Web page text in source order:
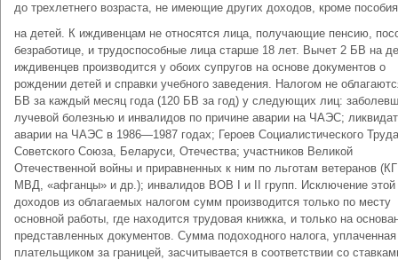
до трехлетнего возраста, не имеющие других доходов, кроме пособия
на детей. К иждивенцам не относятся лица, получающие пенсию,
безработице, и трудоспособные лица старше 18 лет. Вычет 2 БВ на
иждивенцев производится у обоих супругов на основе документов о
рождении детей и справки учебного заведения. Налогом не
БВ за каждый месяц года (120 БВ за год) у следующих лиц:
лучевой болезнью и инвалидов по причине аварии на ЧАЭС;
аварии на ЧАЭС в 1986—1987 годах; Героев Социалистического
Советского Союза, Беларуси, Отечества; участников Великой
Отечественной войны и приравненных к ним по льготам ветеранов
МВД, «афганцы» и др.); инвалидов ВОВ I и II групп. Исключение этой
доходов из облагаемых налогом сумм производится только по месту
основной работы, где находится трудовая книжка, и только на
представленных документов. Сумма подоходного налога, уплаченная
плательщиком за границей, засчитывается в соответствии со